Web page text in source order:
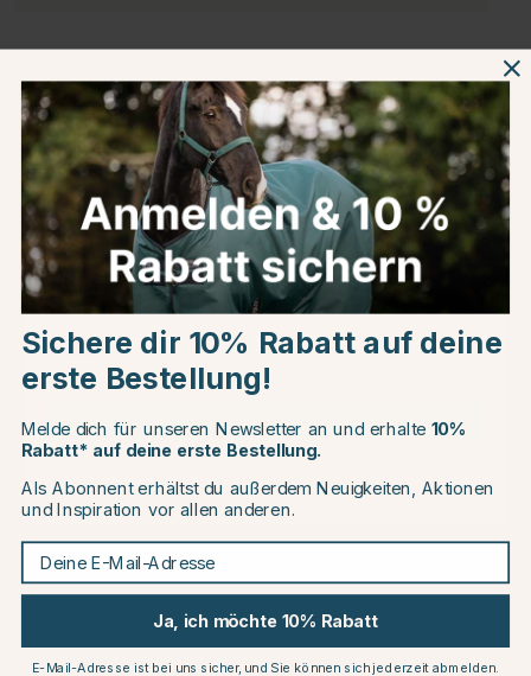
Über die Marke
Kundenbewertungen
Andere Produkte, die Ihnen gefallen könnten
20
€195.19 €243.99
MOUNTAIN HORSE
€209.27 €298.95
Choose country
EU
Continue to equinest.de
Sichere dir 10% Rabatt auf deine
erste Bestellung!
Melde dich für unseren Newsletter an und erhalte 10%
Rabatt* auf deine erste Bestellung.
Als Abonnent erhältst du außerdem Neuigkeiten, Aktionen
und Inspiration vor allen anderen.
Deine E-Mail-Adresse
Ja, ich möchte 10% Rabatt
E-Mail-Adresse ist bei uns sicher, und Sie können sich jederzeit abmelden.